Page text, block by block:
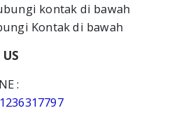
kontak di bawah
Kontak di bawah
: